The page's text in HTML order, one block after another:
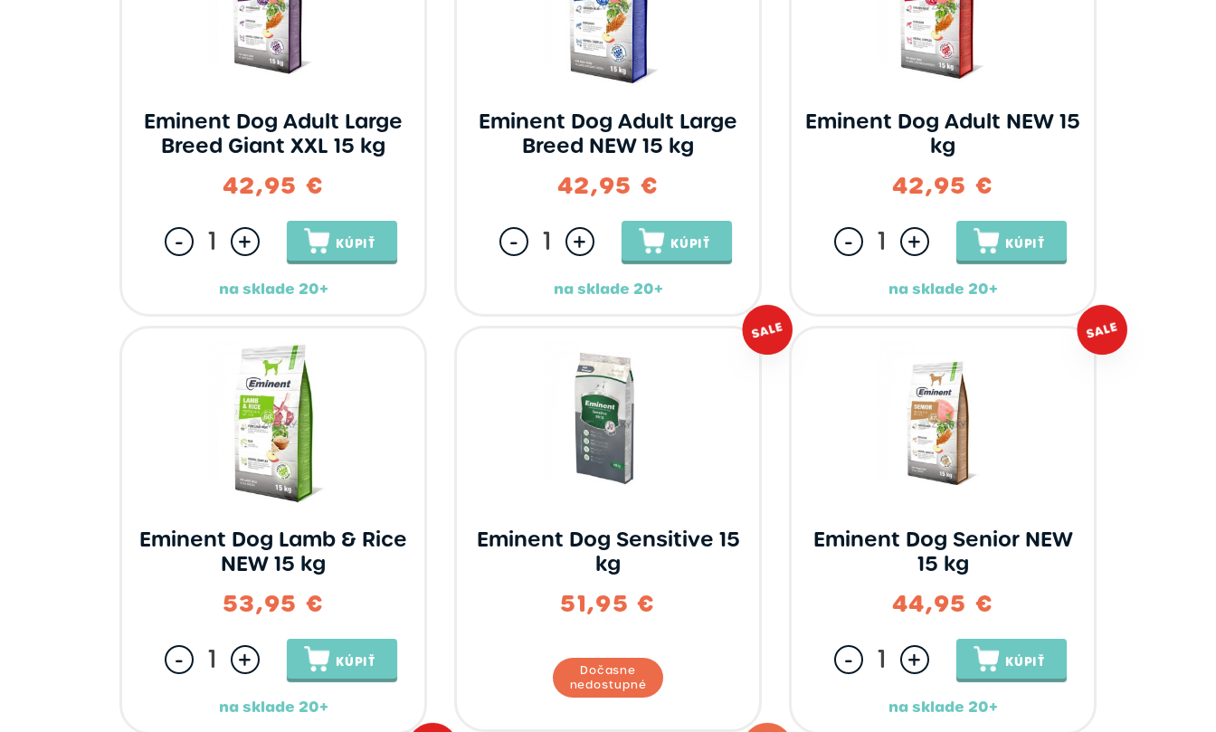
Eminent Dog Adult Large
Breed Giant XXL 15 kg
42,95 €
- + KÚPIŤ
na sklade 20+
Eminent Dog Adult Large
Breed NEW 15 kg
42,95 €
- + KÚPIŤ
na sklade 20+
Eminent Dog Adult NEW 15
kg
42,95 €
- + KÚPIŤ
na sklade 20+
Eminent Dog Lamb & Rice
NEW 15 kg
53,95 €
- + KÚPIŤ
na sklade 20+
Eminent Dog Sensitive 15
kg
51,95 €
Dočasne
nedostupné
Eminent Dog Senior NEW
15 kg
44,95 €
- + KÚPIŤ
na sklade 20+